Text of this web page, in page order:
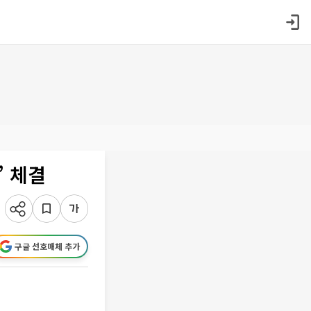
체결
구글 선호매체 추가